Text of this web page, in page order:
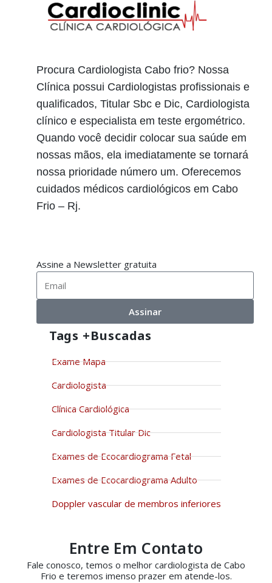
Procura Cardiologista Cabo frio? Nossa
Clínica possui Cardiologistas profissionais e
qualificados, Titular Sbc e Dic, Cardiologista
clínico e especialista em teste ergométrico.
Quando você decidir colocar sua saúde em
nossas mãos, ela imediatamente se tornará
nossa prioridade número um. Oferecemos
cuidados médicos cardiológicos em Cabo
Frio – Rj.
Assine a Newsletter gratuita
Assinar
Tags +buscadas
Exame Mapa
Cardiologista
Clínica Cardiológica
Cardiologista Titular Dic
Exames de Ecocardiograma Fetal
Exames de Ecocardiograma Adulto
Doppler vascular de membros inferiores
Entre Em Contato
Fale conosco, temos o melhor cardiologista de Cabo
Frio e teremos imenso prazer em atende-los.